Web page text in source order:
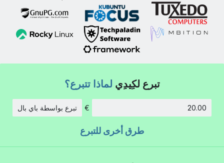
تبرع لكِيدِي لماذا تتبرع؟
€ تبرع بواسطة باي بال
طرق أخرى للتبرع